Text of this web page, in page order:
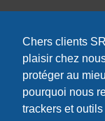
Chers clients
plaisir chez
protéger au
pourquoi nous
trackers et